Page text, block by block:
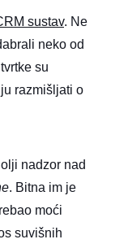
sustav. Ne
neko od
su
razmišljati o
nadzor nad
. Bitna im je
moći
suvišnih